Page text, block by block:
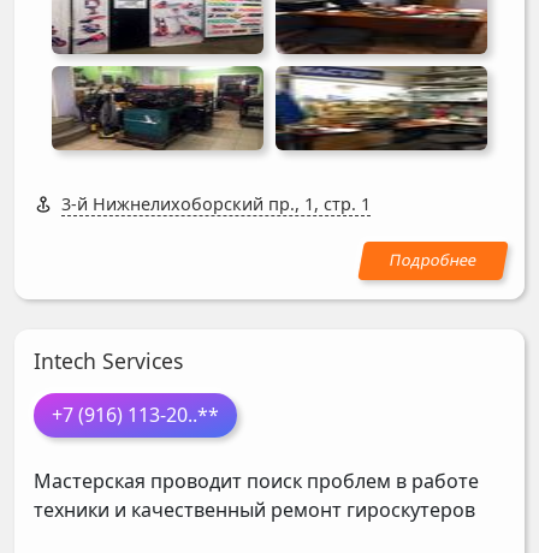
3-й Нижнелихоборский пр., 1, стр. 1
Intech Services
+7 (916) 113-20..**
Мастерская проводит поиск проблем в работе
техники и качественный ремонт гироскутеров